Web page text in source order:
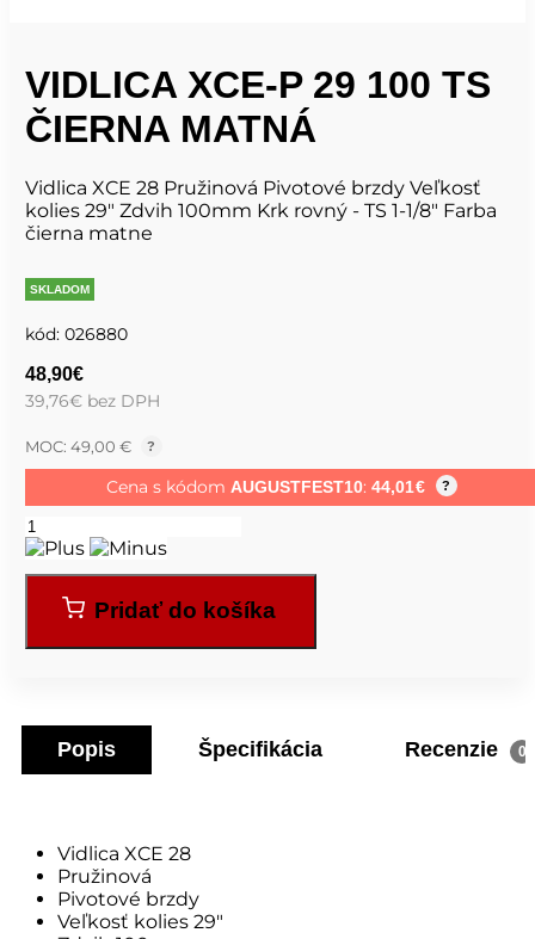
VIDLICA XCE-P 29 100 TS
ČIERNA MATNÁ
Vidlica XCE 28 Pružinová Pivotové brzdy Veľkosť
kolies 29" Zdvih 100mm Krk rovný - TS 1-1/8" Farba
čierna matne
SKLADOM
kód: 026880
48,90€
39,76€ bez DPH
MOC: 49,00 € ?
Cena s kódomAUGUSTFEST10:44,01€ ?
Pridať do košíka
Popis Špecifikácia Recenzie 0
Vidlica XCE 28
Pružinová
Pivotové brzdy
Veľkosť kolies 29″